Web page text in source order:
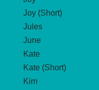
Joy (Short)
Jules
June
Kate
Kate (Short)
Kim